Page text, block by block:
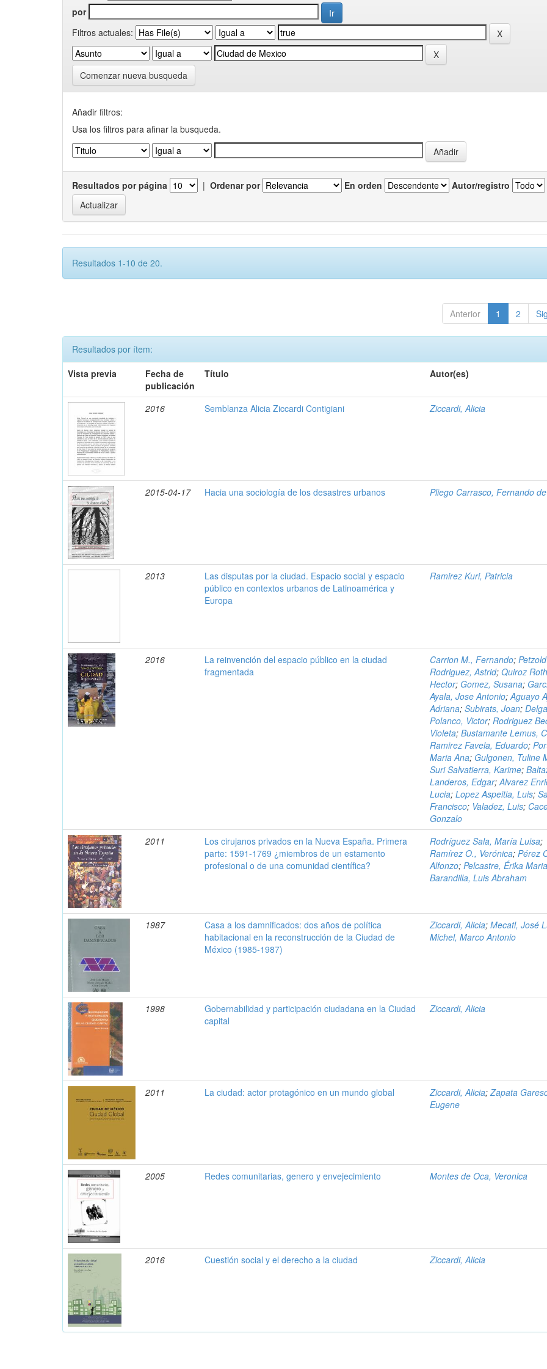
por
Filtros actuales:
Comenzar nueva busqueda
Añadir filtros:
Usa los filtros para afinar la busqueda.
Resultados por página | Ordenar por En orden Autor/registro
Resultados 1-10 de 20.
Anterior 1 2
Resultados por ítem:
Vista previa
Fecha de
publicación
Título Autor(es)
2016 Semblanza Alicia Ziccardi Contigiani Ziccardi, Alicia
2015-04-17 Hacia una sociología de los desastres urbanos Pliego Carrasco, Fernando
2013
Las disputas por la ciudad. Espacio social y espacio
público en contextos urbanos de Latinoamérica y
Europa
Ramirez Kuri, Patricia
2016
La reinvención del espacio público en la ciudad
fragmentada
Carrion M., Fernando;Petzold
Rodriguez, Astrid;Quiroz
Hector; Gomez, Susana;
Ayala, Jose Antonio;Aguayo
Adriana;Subirats, Joan;
Polanco, Victor;Rodriguez
Violeta;Bustamante Lemus,
Ramirez Favela, Eduardo;
Maria Ana; Gulgonen, Tuline
Suri Salvatierra, Karime;
Landeros, Edgar;Alvarez
Lucia;Lopez Aspeitia, Luis;
Francisco; Valadez, Luis;
Gonzalo
2011
Los cirujanos privados en la Nueva España. Primera
parte: 1591-1769 ¿miembros de un estamento
profesional o de una comunidad científica?
Rodríguez Sala, María Luisa;
Ramírez O., Verónica;Pérez
Alfonzo;Pelcastre, Érika
Barandilla, Luis Abraham
1987
Casa a los damnificados: dos años de política
habitacional en la reconstrucción de la Ciudad de
México (1985-1987)
Ziccardi, Alicia;Mecatl, José
Michel, Marco Antonio
1998
Gobernabilidad y participación ciudadana en la Ciudad
capital
Ziccardi, Alicia
2011 La ciudad: actor protagónico en un mundo global Ziccardi, Alicia;Zapata
Eugene
2005 Redes comunitarias, genero y envejecimiento Montes de Oca, Veronica
2016 Cuestión social y el derecho a la ciudad Ziccardi, Alicia